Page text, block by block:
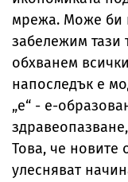
мрежа. Може би
забележим тази
обхванем
напоследък е
„е“ - е-
Това, че
улесняват